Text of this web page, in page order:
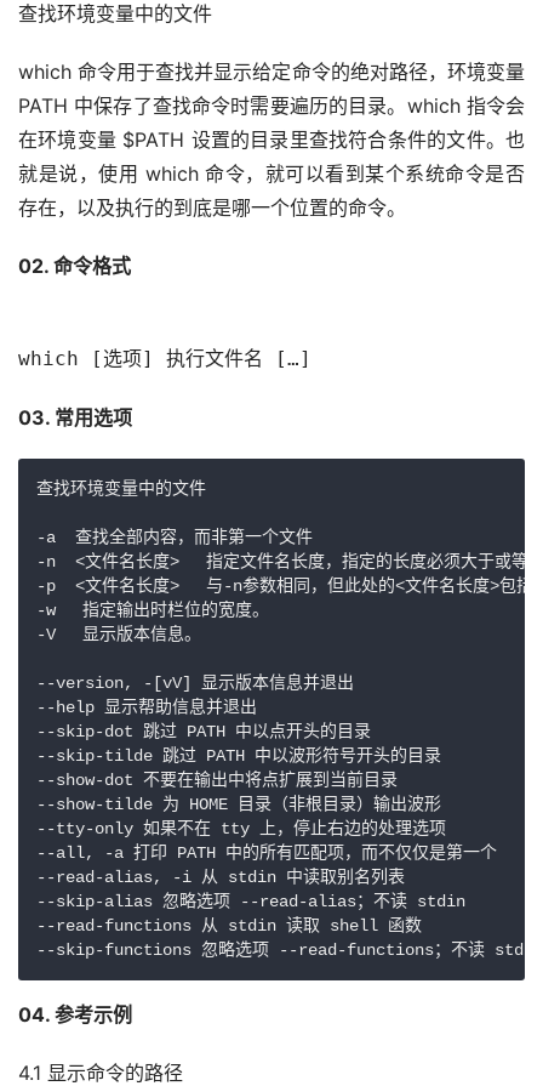
查找环境变量中的文件
which 命令用于查找并显示给定命令的绝对路径，环境变量
PATH 中保存了查找命令时需要遍历的目录。which 指令会
在环境变量 $PATH 设置的目录里查找符合条件的文件。也
就是说，使用 which 命令，就可以看到某个系统命令是否
存在，以及执行的到底是哪一个位置的命令。
02. 命令格式
which [选项] 执行文件名 […]
03. 常用选项
查找环境变量中的文件
-a  查找全部内容，而非第一个文件
-n  <文件名长度> 　指定文件名长度，指定的长度必须大于或等
-p  <文件名长度> 　与-n参数相同，但此处的<文件名长度>包括
-w 　指定输出时栏位的宽度。
-V 　显示版本信息。
--version, -[vV] 显示版本信息并退出
--help 显示帮助信息并退出
--skip-dot 跳过 PATH 中以点开头的目录
--skip-tilde 跳过 PATH 中以波形符号开头的目录
--show-dot 不要在输出中将点扩展到当前目录
--show-tilde 为 HOME 目录（非根目录）输出波形
--tty-only 如果不在 tty 上，停止右边的处理选项
--all, -a 打印 PATH 中的所有匹配项，而不仅仅是第一个
--read-alias, -i 从 stdin 中读取别名列表
--skip-alias 忽略选项 --read-alias；不读 stdin
--read-functions 从 stdin 读取 shell 函数
--skip-functions 忽略选项 --read-functions；不读 stdin
04. 参考示例
4.1 显示命令的路径